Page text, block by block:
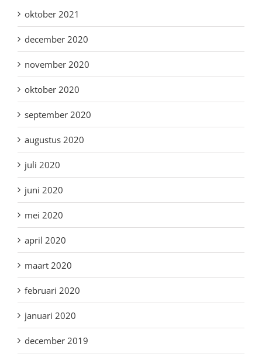
oktober 2021
december 2020
november 2020
oktober 2020
september 2020
augustus 2020
juli 2020
juni 2020
mei 2020
april 2020
maart 2020
februari 2020
januari 2020
december 2019